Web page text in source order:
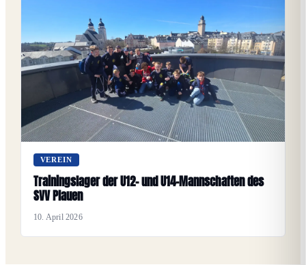
VEREIN
Trainingslager der U12- und U14-Mannschaften des
SVV Plauen
10. April 2026